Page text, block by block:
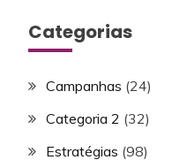
Categorias
Campanhas (24)
Categoria 2 (32)
Estratégias (98)